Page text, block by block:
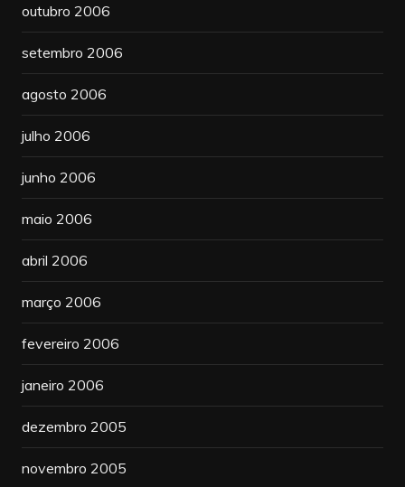
outubro 2006
setembro 2006
agosto 2006
julho 2006
junho 2006
maio 2006
abril 2006
março 2006
fevereiro 2006
janeiro 2006
dezembro 2005
novembro 2005